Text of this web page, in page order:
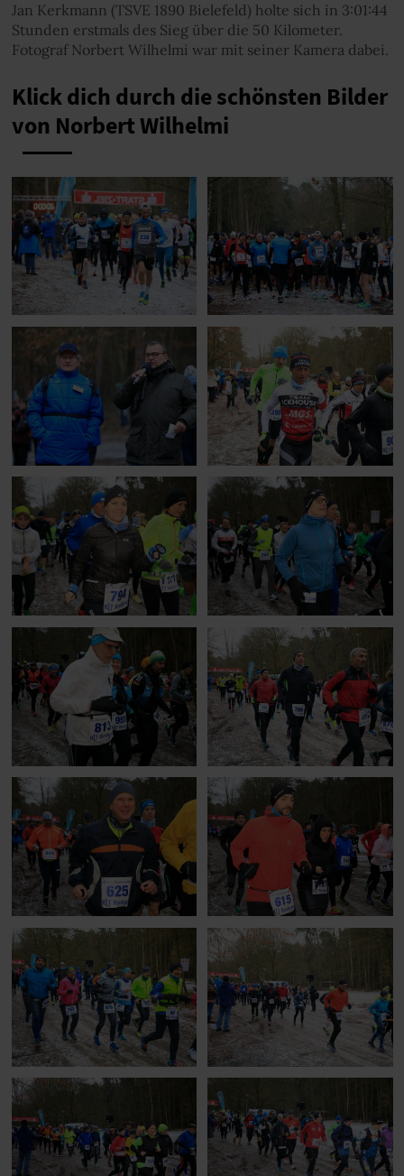
Jan Kerkmann (TSVE 1890 Bielefeld) holte sich in 3:01:44
Stunden erstmals des Sieg über die 50 Kilometer.
Fotograf Norbert Wilhelmi war mit seiner Kamera dabei.
Klick dich durch die schönsten Bilder
von Norbert Wilhelmi